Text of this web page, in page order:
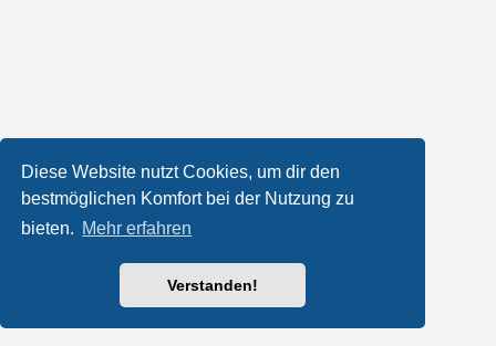
Diese Website nutzt Cookies, um dir den
bestmöglichen Komfort bei der Nutzung zu
bieten. Mehr erfahren
Verstanden!